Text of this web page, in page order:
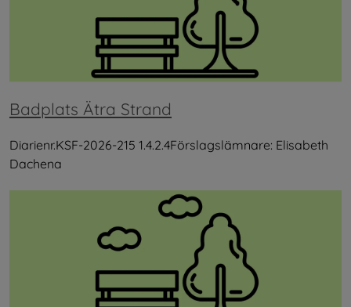
Badplats Ätra Strand
Diarienr.KSF-2026-215 1.4.2.4Förslagslämnare: Elisabeth
Dachena